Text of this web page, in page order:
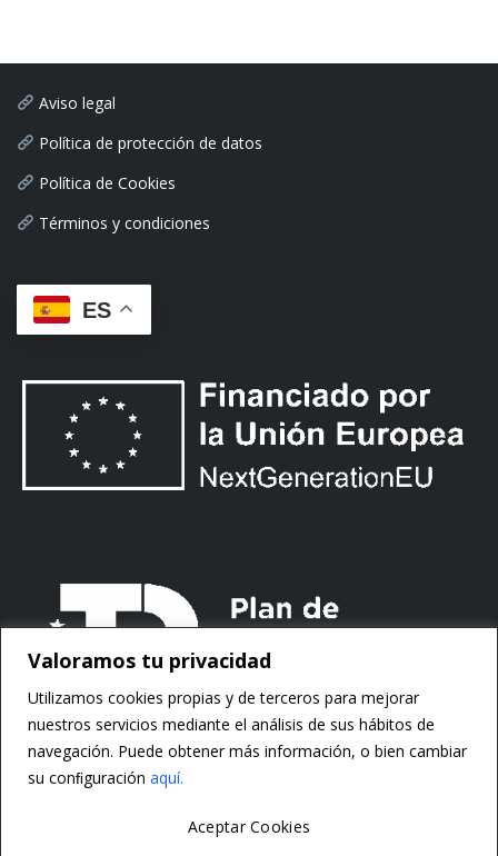
Valoramos tu privacidad
Utilizamos cookies propias y de terceros para mejorar
nuestros servicios mediante el análisis de sus hábitos de
navegación. Puede obtener más información, o bien cambiar
su conﬁguración aquí.
Aceptar Cookies
Aviso legal
Política de protección de datos
Política de Cookies
Términos y condiciones
ES